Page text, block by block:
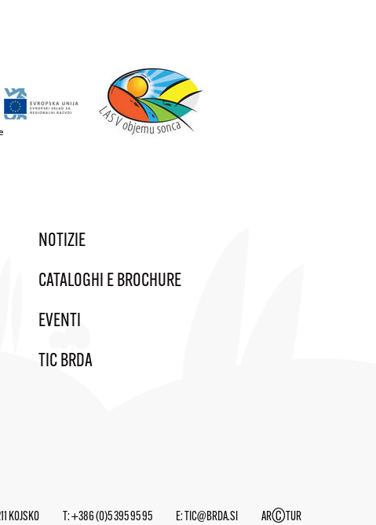
NOTIZIE
CATALOGHI E BROCHURE
EVENTI
TIC BRDA
KOJSKO T:+386 (0)5 395 95 95 E: TIC@BRDA.SI AR© TUR